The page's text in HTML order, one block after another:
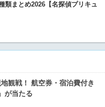
類まとめ2026【名探偵プリキュ
観戦！ 航空券・宿泊費付き
が当たる